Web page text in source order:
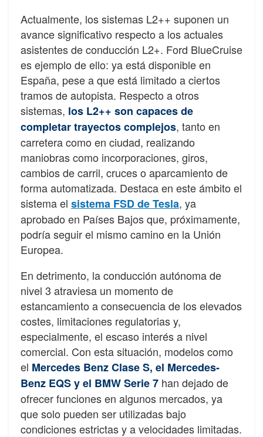
Actualmente, los sistemas L2++ suponen un
avance significativo respecto a los actuales
asistentes de conducción L2+. Ford BlueCruise
es ejemplo de ello: ya está disponible en
España, pese a que está limitado a ciertos
tramos de autopista. Respecto a otros
sistemas, los L2++ son capaces de
completar trayectos complejos, tanto en
carretera como en ciudad, realizando
maniobras como incorporaciones, giros,
cambios de carril, cruces o aparcamiento de
forma automatizada. Destaca en este ámbito el
sistema el sistema FSD de Tesla, ya
aprobado en Países Bajos que, próximamente,
podría seguir el mismo camino en la Unión
Europea.
En detrimento, la conducción autónoma de
nivel 3 atraviesa un momento de
estancamiento a consecuencia de los elevados
costes, limitaciones regulatorias y,
especialmente, el escaso interés a nivel
comercial. Con esta situación, modelos como
el Mercedes Benz Clase S, el Mercedes-
Benz EQS y el BMW Serie 7 han dejado de
ofrecer funciones en algunos mercados, ya
que solo pueden ser utilizadas bajo
condiciones estrictas y a velocidades limitadas.